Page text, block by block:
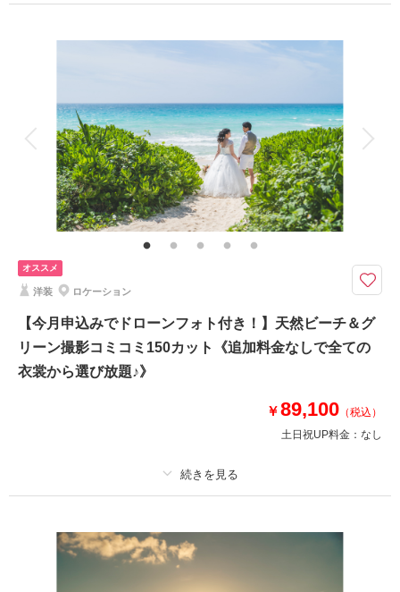
2026年4月4日
相談予約する
来店・オンライン
撮影日の空き
を確認する
プラン詳細
アルバム データ 120 カット 台紙付写真
衣装追加 会食 挙式
家族と撮影 家族用衣装レンタル ペットと撮影
その他含むもの
ドレス(プレミアムドレス含む)／タキシード／ワイシャツ&タイ／靴／造花
ブーケ&ブートニア／アクセサリー小物／撮影アイテム(※持込OK)／写真ク
オリティ補正／撮影カットリクエスト／専任アテンド／雨天補償 ※ドレス
&タキシードのアップグレード等追加料金なし
◆撮影地：ビーチ ◆所要時間：約4.5~5時間 ◆カット数：120カット
《ダウンロード形式で全データ納品》
＜ドレスについては以下のご案内となります＞
⚫︎1着目：白ドレスからお選びいただけます
オススメ
洋装 ロケーション
【今月申込みでドローンフォト付き！】天然ビーチ＆グ
リーン撮影コミコミ150カット《追加料金なしで全ての
衣裳から選び放題♪》
￥89,100 （税込）
土日祝UP料金： なし
撮影料 新婦衣装1着
ヘアメイク